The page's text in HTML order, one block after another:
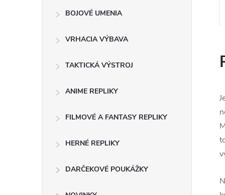
BOJOVÉ UMENIA
VRHACIA VÝBAVA
TAKTICKÁ VÝSTROJ
ANIME REPLIKY
FILMOVÉ A FANTASY REPLIKY
HERNÉ REPLIKY
DARČEKOVÉ POUKÁŽKY